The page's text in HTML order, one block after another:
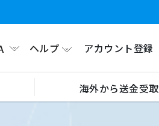
ヘルプ アカウント登録
海外から送金受取